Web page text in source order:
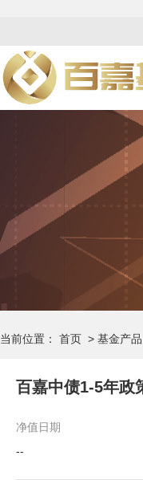
当前位置： 首页 > 基金产品
百嘉中债1-5年政
净值日期
--